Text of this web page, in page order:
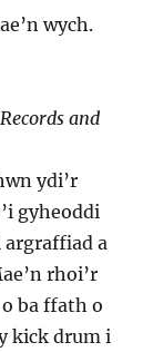
wych.
and
ydi’r
gyheoddi
argraffiad a
rhoi’r
ba ffath o
kick drum i